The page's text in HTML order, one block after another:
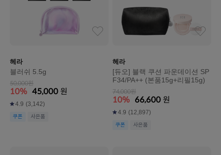
헤라
블러쉬 5.5g
50,000원
10% 45,000 원
4.9 (3,142)
쿠폰 사은품
헤라
[듀오] 블랙 쿠션 파운데이션 SP
F34/PA++ (본품15g+리필15g)
74,000원
10% 66,600 원
4.9 (12,897)
쿠폰 사은품